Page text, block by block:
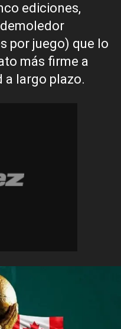
ediciones,
por juego) que lo
más firme a
a largo plazo.